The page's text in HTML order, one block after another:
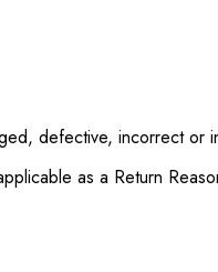
defective, incorrect or
as a Return